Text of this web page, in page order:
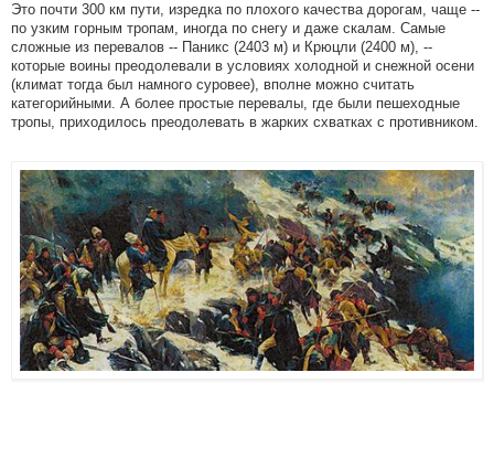
Это почти 300 км пути, изредка по плохого качества дорогам, чаще --
по узким горным тропам, иногда по снегу и даже скалам. Самые
сложные из перевалов -- Паникс (2403 м) и Крюцли (2400 м), --
которые воины преодолевали в условиях холодной и снежной осени
(климат тогда был намного суровее), вполне можно считать
категорийными. А более простые перевалы, где были пешеходные
тропы, приходилось преодолевать в жарких схватках с противником.